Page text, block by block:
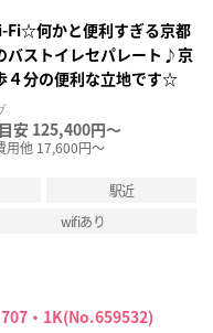
Fi☆何かと便利すぎる京都
ストイレセパレート♪京
４分の便利な立地です☆
安 125,400円～
用他 17,600円～
駅近
wifiあり
・1K(No.659532)